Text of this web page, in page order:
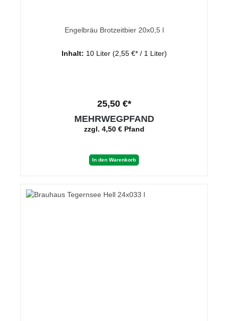
Engelbräu Brotzeitbier 20x0,5 l
Inhalt: 10 Liter (2,55 €* / 1 Liter)
25,50 €*
MEHRWEGPFAND
zzgl. 4,50 € Pfand
In den Warenkorb